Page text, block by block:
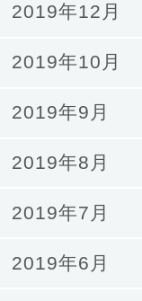
2019年12月
2019年10月
2019年9月
2019年8月
2019年7月
2019年6月